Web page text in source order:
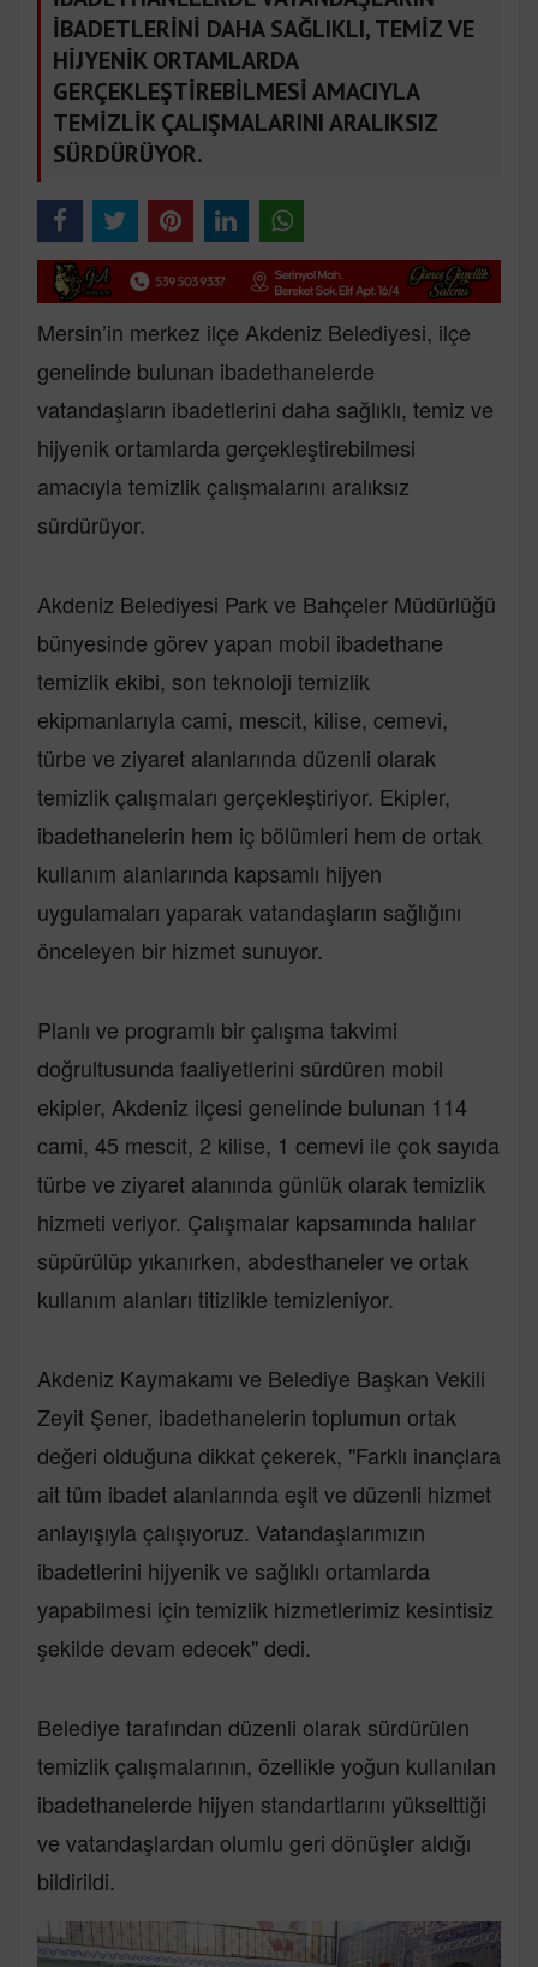
İBADETLERİNİ DAHA SAĞLIKLI, TEMİZ VE
HİJYENİK ORTAMLARDA
GERÇEKLEŞTİREBİLMESİ AMACIYLA
TEMİZLİK ÇALIŞMALARINI ARALIKSIZ
SÜRDÜRÜYOR.
Mersin’in merkez ilçe Akdeniz Belediyesi, ilçe
genelinde bulunan ibadethanelerde
vatandaşların ibadetlerini daha sağlıklı, temiz ve
hijyenik ortamlarda gerçekleştirebilmesi
amacıyla temizlik çalışmalarını aralıksız
sürdürüyor.
Akdeniz Belediyesi Park ve Bahçeler Müdürlüğü
bünyesinde görev yapan mobil ibadethane
temizlik ekibi, son teknoloji temizlik
ekipmanlarıyla cami, mescit, kilise, cemevi,
türbe ve ziyaret alanlarında düzenli olarak
temizlik çalışmaları gerçekleştiriyor. Ekipler,
ibadethanelerin hem iç bölümleri hem de ortak
kullanım alanlarında kapsamlı hijyen
uygulamaları yaparak vatandaşların sağlığını
önceleyen bir hizmet sunuyor.
Planlı ve programlı bir çalışma takvimi
doğrultusunda faaliyetlerini sürdüren mobil
ekipler, Akdeniz ilçesi genelinde bulunan 114
cami, 45 mescit, 2 kilise, 1 cemevi ile çok sayıda
türbe ve ziyaret alanında günlük olarak temizlik
hizmeti veriyor. Çalışmalar kapsamında halılar
süpürülüp yıkanırken, abdesthaneler ve ortak
kullanım alanları titizlikle temizleniyor.
Akdeniz Kaymakamı ve Belediye Başkan Vekili
Zeyit Şener, ibadethanelerin toplumun ortak
değeri olduğuna dikkat çekerek, "Farklı inançlara
ait tüm ibadet alanlarında eşit ve düzenli hizmet
anlayışıyla çalışıyoruz. Vatandaşlarımızın
ibadetlerini hijyenik ve sağlıklı ortamlarda
yapabilmesi için temizlik hizmetlerimiz kesintisiz
şekilde devam edecek" dedi.
Belediye tarafından düzenli olarak sürdürülen
temizlik çalışmalarının, özellikle yoğun kullanılan
ibadethanelerde hijyen standartlarını yükselttiği
ve vatandaşlardan olumlu geri dönüşler aldığı
bildirildi.